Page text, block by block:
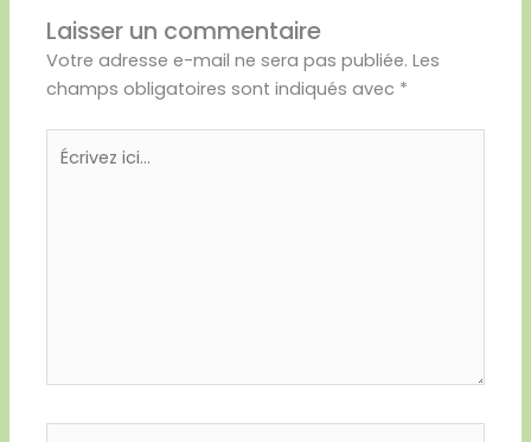
Laisser un commentaire
Votre adresse e-mail ne sera pas publiée. Les
champs obligatoires sont indiqués avec *
ici…